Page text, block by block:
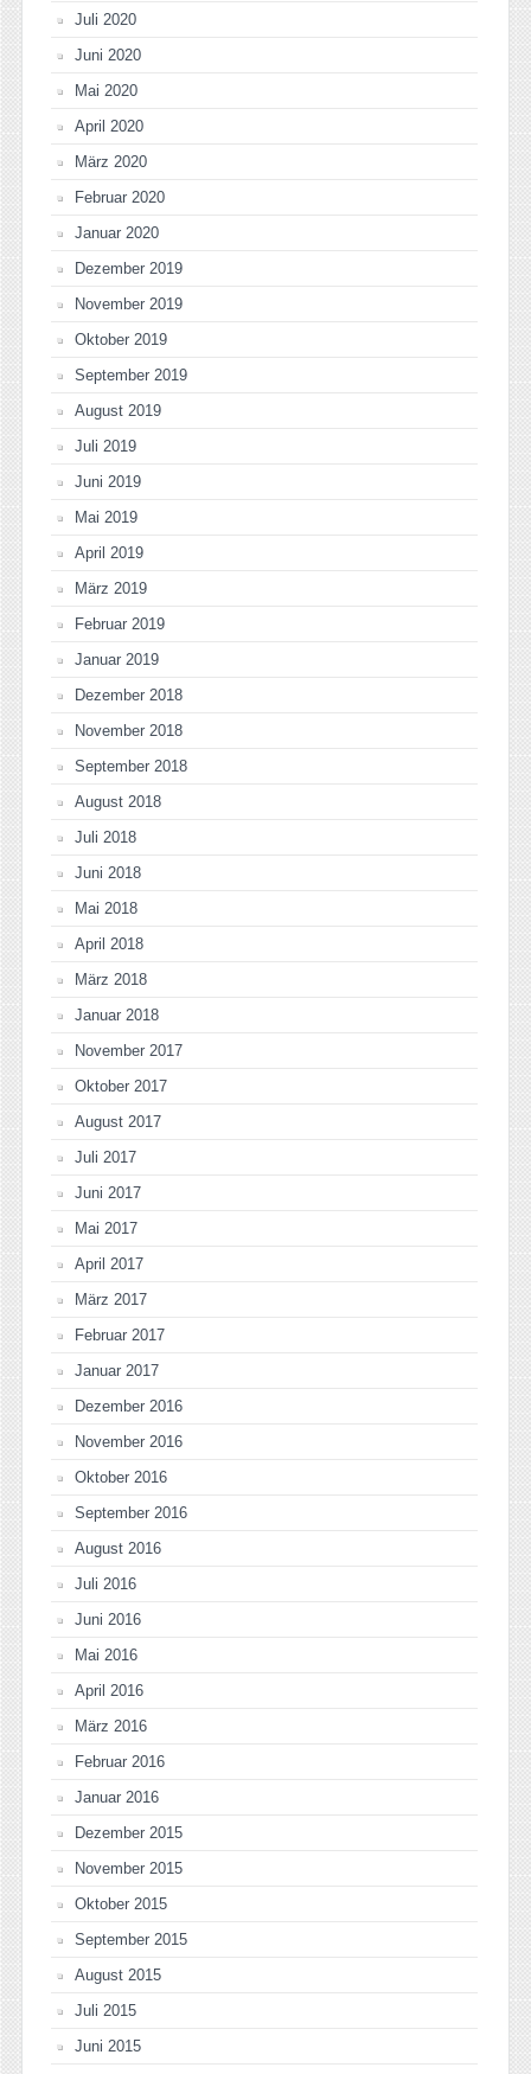
Juli 2020
Juni 2020
Mai 2020
April 2020
März 2020
Februar 2020
Januar 2020
Dezember 2019
November 2019
Oktober 2019
September 2019
August 2019
Juli 2019
Juni 2019
Mai 2019
April 2019
März 2019
Februar 2019
Januar 2019
Dezember 2018
November 2018
September 2018
August 2018
Juli 2018
Juni 2018
Mai 2018
April 2018
März 2018
Januar 2018
November 2017
Oktober 2017
August 2017
Juli 2017
Juni 2017
Mai 2017
April 2017
März 2017
Februar 2017
Januar 2017
Dezember 2016
November 2016
Oktober 2016
September 2016
August 2016
Juli 2016
Juni 2016
Mai 2016
April 2016
März 2016
Februar 2016
Januar 2016
Dezember 2015
November 2015
Oktober 2015
September 2015
August 2015
Juli 2015
Juni 2015